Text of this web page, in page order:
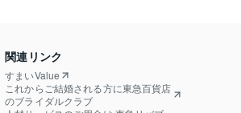
関連リンク
すまいValue
これからご結婚される方に東急百貨店
のブライダルクラブ